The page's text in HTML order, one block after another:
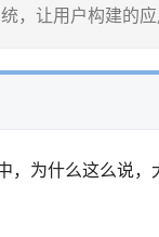
，让用户构建的
，为什么这么说